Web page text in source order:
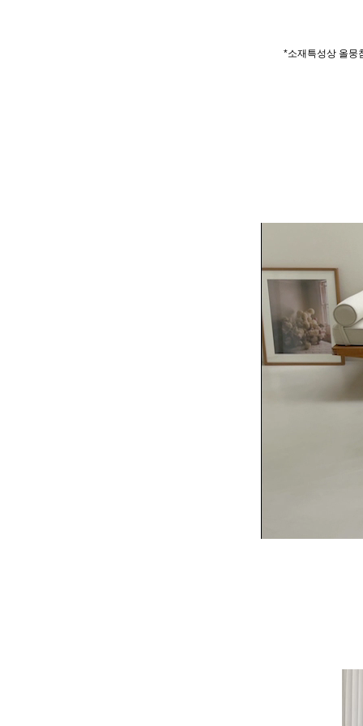
*소재특성상 올뭉